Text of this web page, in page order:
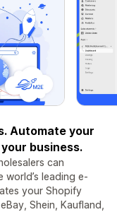
Automate your
business.
can
leading e-
your Shopify
Shein, Kaufland,